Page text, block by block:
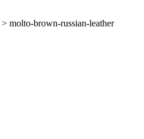
> molto-brown-russian-leather